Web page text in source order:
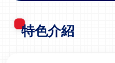
特色介紹